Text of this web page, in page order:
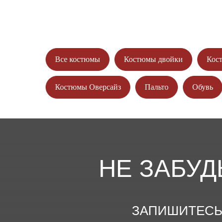
Все костюмы Костюмы двойки
Костюмы Оверсайз Пальто Обувь
ЗАПИШИТЕСЬ
НЕ